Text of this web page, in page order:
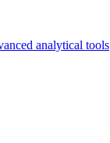
analytical tools